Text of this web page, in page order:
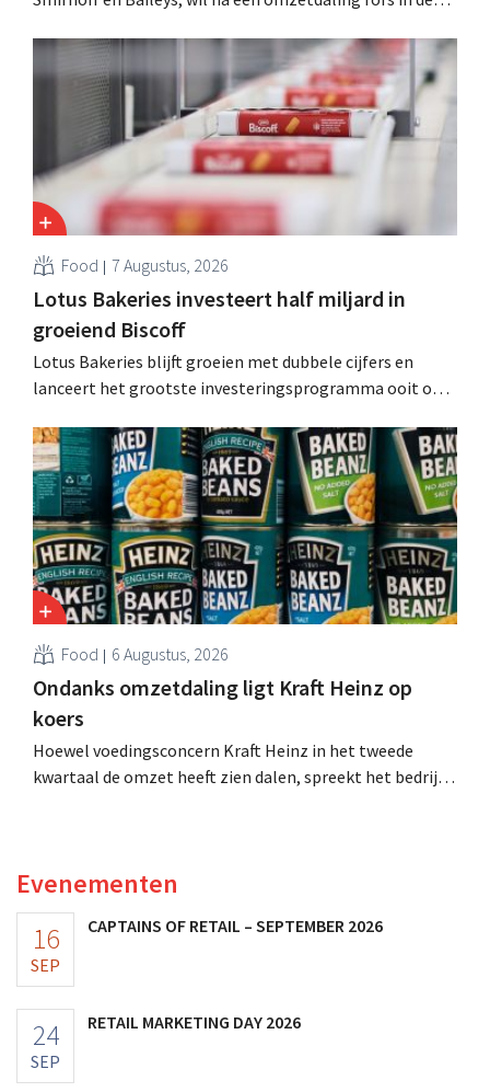
andere Guiness en voorgemixte cocktails.
Food 7 Augustus, 2026
Lotus Bakeries investeert half miljard in
groeiend Biscoff
Lotus Bakeries blijft groeien met dubbele cijfers en
lanceert het grootste investeringsprogramma ooit om
moeten dit momentum grijpen”.
Food 6 Augustus, 2026
Ondanks omzetdaling ligt Kraft Heinz op
koers
Hoewel voedingsconcern Kraft Heinz in het tweede
kwartaal de omzet heeft zien dalen, spreekt het bedrijf
Evenementen
16
SEP
CAPTAINS OF RETAIL – SEPTEMBER 2026
24
SEP
RETAIL MARKETING DAY 2026